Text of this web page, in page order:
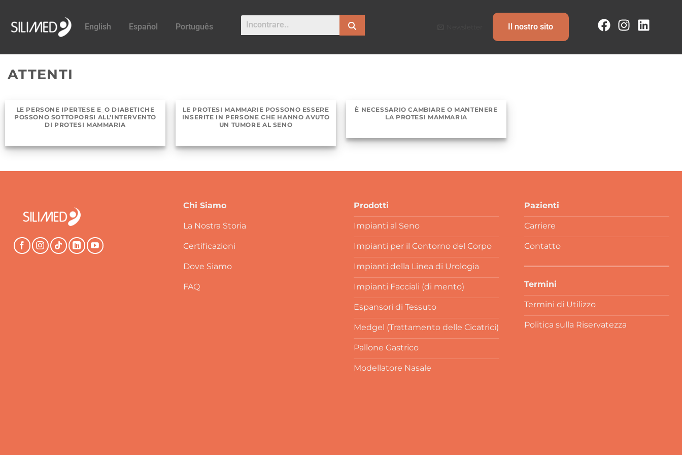
English Español Português Il nostro sito
ATTENTI
LE PERSONE IPERTESE E_O DIABETICHE
POSSONO SOTTOPORSI ALL’INTERVENTO
DI PROTESI MAMMARIA
LE PROTESI MAMMARIE POSSONO ESSERE
INSERITE IN PERSONE CHE HANNO AVUTO
UN TUMORE AL SENO
È NECESSARIO CAMBIARE O MANTENERE
LA PROTESI MAMMARIA
Chi Siamo
La Nostra Storia
Certificazioni
Dove Siamo
FAQ
Prodotti
Impianti al Seno
Impianti per il Contorno del Corpo
Impianti della Linea di Urologia
Impianti Facciali (di mento)
Espansori di Tessuto
Medgel (Trattamento delle Cicatrici)
Pallone Gastrico
Modellatore Nasale
Pazienti
Carriere
Contatto
Termini
Termini di Utilizzo
Politica sulla Riservatezza